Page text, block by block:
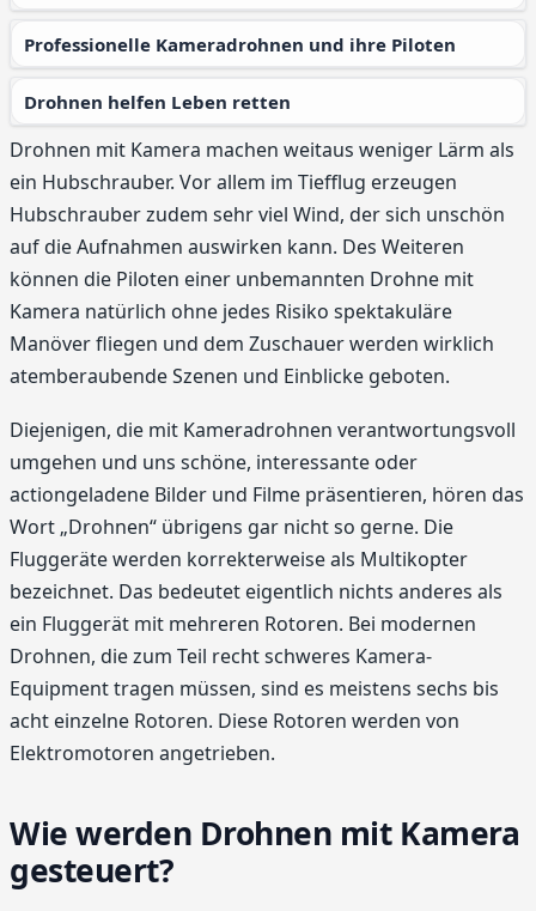
Professionelle Kameradrohnen und ihre Piloten
Drohnen helfen Leben retten
Drohnen mit Kamera machen weitaus weniger Lärm als
ein Hubschrauber. Vor allem im Tiefflug erzeugen
Hubschrauber zudem sehr viel Wind, der sich unschön
auf die Aufnahmen auswirken kann. Des Weiteren
können die Piloten einer unbemannten Drohne mit
Kamera natürlich ohne jedes Risiko spektakuläre
Manöver fliegen und dem Zuschauer werden wirklich
atemberaubende Szenen und Einblicke geboten.
Diejenigen, die mit Kameradrohnen verantwortungsvoll
umgehen und uns schöne, interessante oder
actiongeladene Bilder und Filme präsentieren, hören das
Wort „Drohnen“ übrigens gar nicht so gerne. Die
Fluggeräte werden korrekterweise als Multikopter
bezeichnet. Das bedeutet eigentlich nichts anderes als
ein Fluggerät mit mehreren Rotoren. Bei modernen
Drohnen, die zum Teil recht schweres Kamera-
Equipment tragen müssen, sind es meistens sechs bis
acht einzelne Rotoren. Diese Rotoren werden von
Elektromotoren angetrieben.
Wie werden Drohnen mit Kamera
gesteuert?